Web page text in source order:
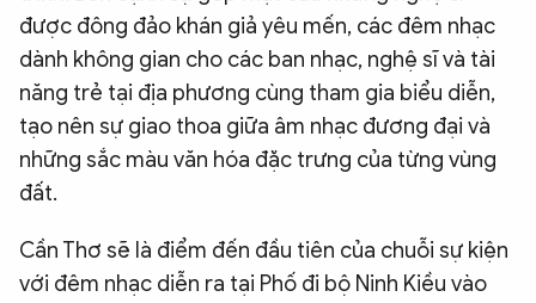
được đông đảo khán giả yêu mến, các đêm nhạc
dành không gian cho các ban nhạc, nghệ sĩ và tài
năng trẻ tại địa phương cùng tham gia biểu diễn,
tạo nên sự giao thoa giữa âm nhạc đương đại và
những sắc màu văn hóa đặc trưng của từng vùng
đất.
Cần Thơ sẽ là điểm đến đầu tiên của chuỗi sự kiện
với đêm nhạc diễn ra tại Phố đi bộ Ninh Kiều vào